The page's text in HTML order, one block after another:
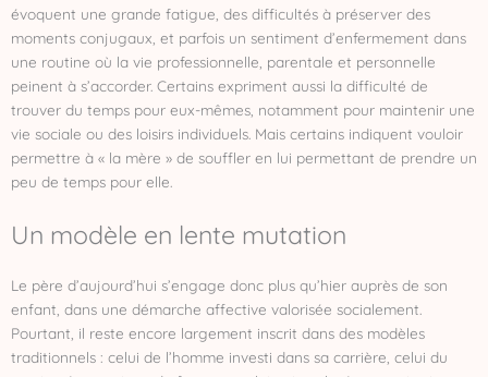
évoquent une grande fatigue, des difficultés à préserver des
moments conjugaux, et parfois un sentiment d’enfermement dans
une routine où la vie professionnelle, parentale et personnelle
peinent à s’accorder. Certains expriment aussi la difficulté de
trouver du temps pour eux-mêmes, notamment pour maintenir une
vie sociale ou des loisirs individuels. Mais certains indiquent vouloir
permettre à « la mère » de souffler en lui permettant de prendre un
peu de temps pour elle.
Un modèle en lente mutation
Le père d’aujourd’hui s’engage donc plus qu’hier auprès de son
enfant, dans une démarche affective valorisée socialement.
Pourtant, il reste encore largement inscrit dans des modèles
traditionnels : celui de l’homme investi dans sa carrière, celui du